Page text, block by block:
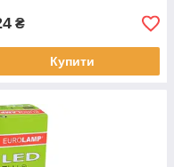
₴
Купити